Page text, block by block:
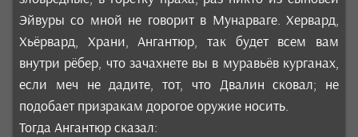
Эйвуры со мной не говорит в Мунарваге. Хервард,
Хьёрвард, Храни, Ангантюр, так будет всем вам
внутри рёбер, что зачахнете вы в муравьёв курганах,
если меч не дадите, тот, что Двалин сковал; не
подобает призракам дорогое оружие носить.
Тогда Ангантюр сказал: